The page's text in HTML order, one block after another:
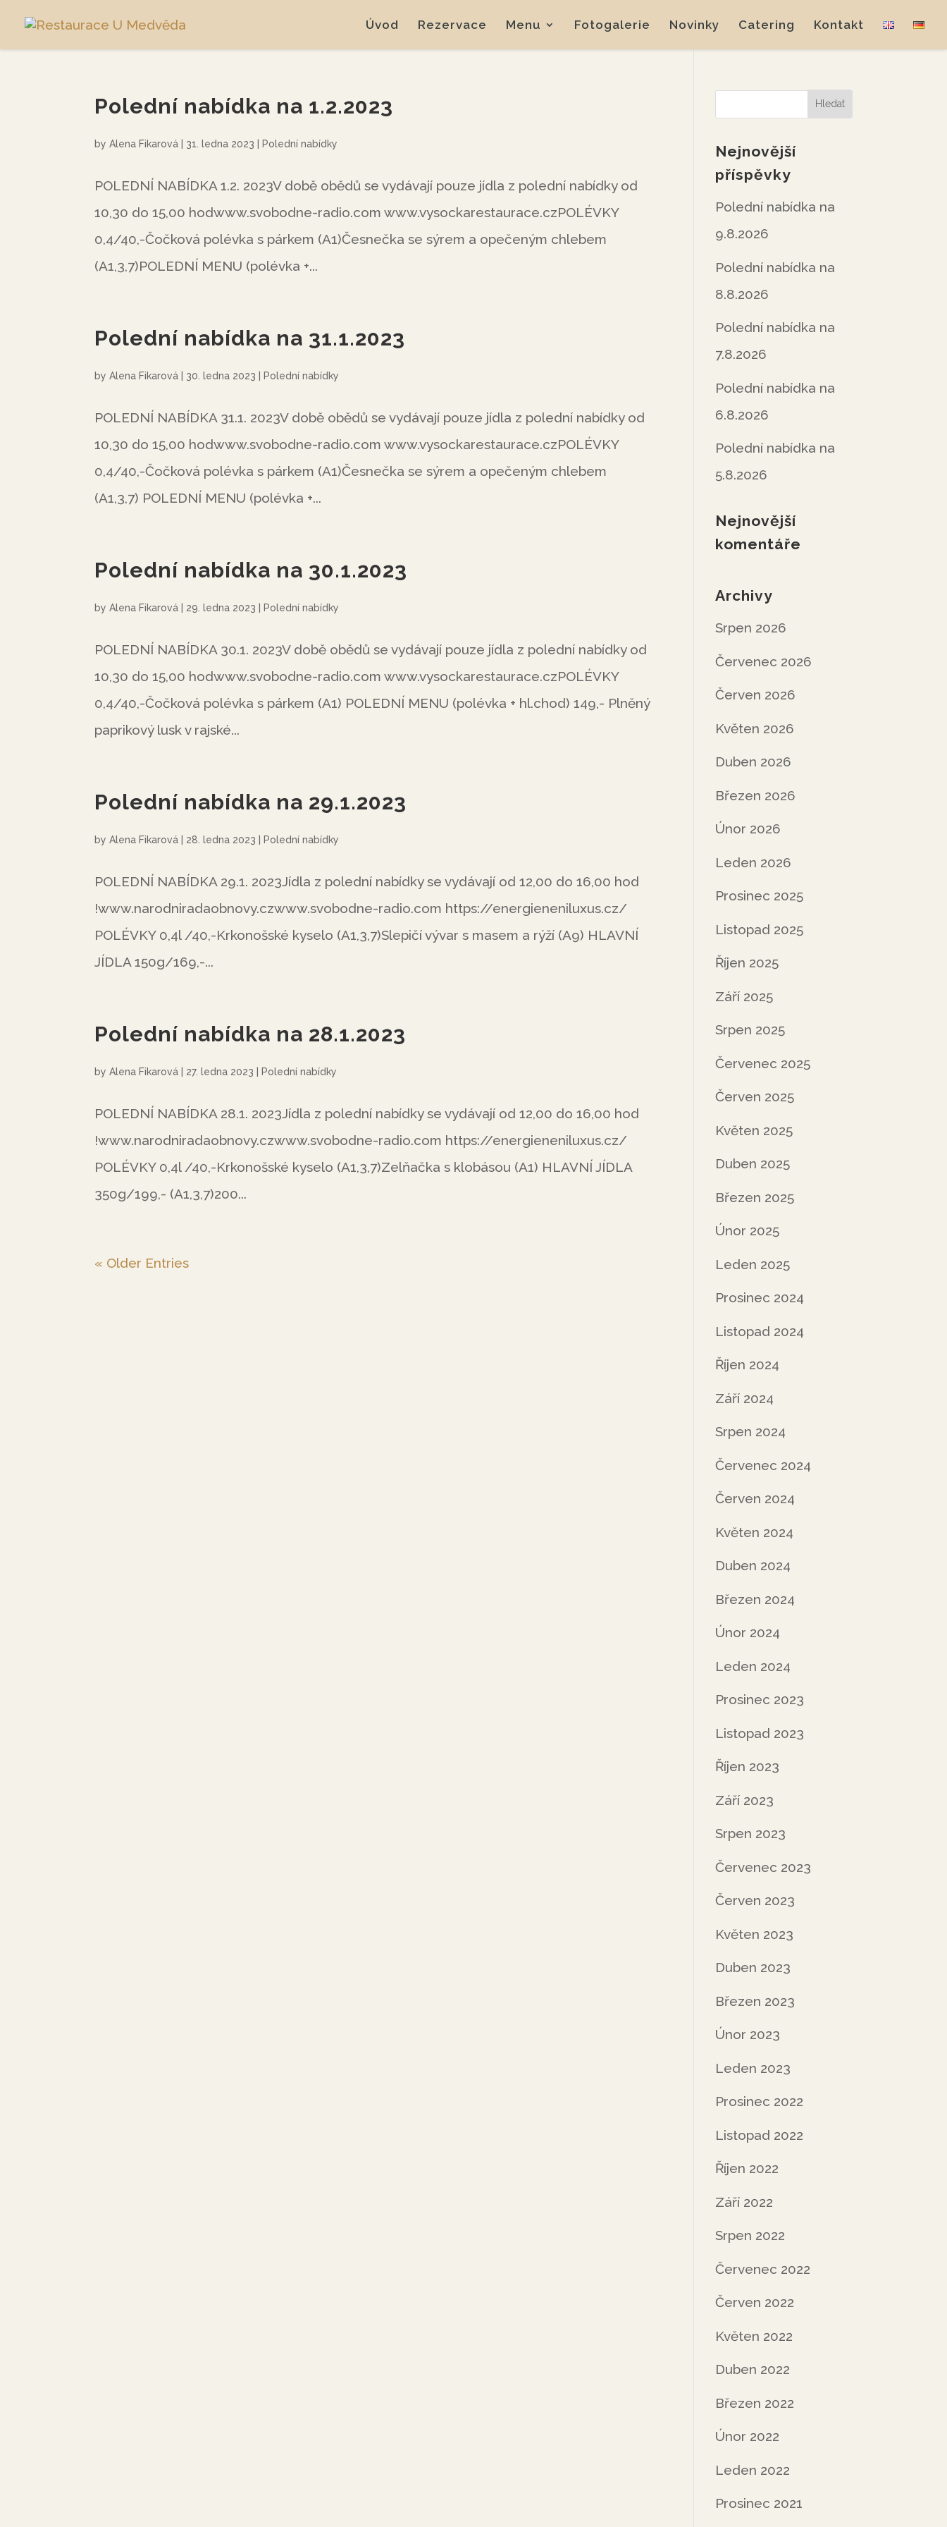
Úvod Rezervace Menu Fotogalerie Novinky Catering Kontakt
Polední nabídka na 1.2.2023
byAlena Fikarová 31. ledna 2023 Polední nabídky
POLEDNÍ NABÍDKA 1.2. 2023V době obědů se vydávají pouze jídla z polední nabídky od
10,30 do 15,00 hodwww.svobodne-radio.com www.vysockarestaurace.czPOLÉVKY
0,4/40,-Čočková polévka s párkem (A1)Česnečka se sýrem a opečeným chlebem
(A1,3,7)POLEDNÍ MENU (polévka +...
Polední nabídka na 31.1.2023
byAlena Fikarová 30. ledna 2023 Polední nabídky
POLEDNÍ NABÍDKA 31.1. 2023V době obědů se vydávají pouze jídla z polední nabídky od
10,30 do 15,00 hodwww.svobodne-radio.com www.vysockarestaurace.czPOLÉVKY
0,4/40,-Čočková polévka s párkem (A1)Česnečka se sýrem a opečeným chlebem
(A1,3,7) POLEDNÍ MENU (polévka +...
Polední nabídka na 30.1.2023
byAlena Fikarová 29. ledna 2023 Polední nabídky
POLEDNÍ NABÍDKA 30.1. 2023V době obědů se vydávají pouze jídla z polední nabídky od
10,30 do 15,00 hodwww.svobodne-radio.com www.vysockarestaurace.czPOLÉVKY
0,4/40,-Čočková polévka s párkem (A1) POLEDNÍ MENU (polévka + hl.chod) 149,- Plněný
paprikový lusk v rajské...
Polední nabídka na 29.1.2023
byAlena Fikarová 28. ledna 2023 Polední nabídky
POLEDNÍ NABÍDKA 29.1. 2023Jídla z polední nabídky se vydávají od 12,00 do 16,00 hod
!www.narodniradaobnovy.czwww.svobodne-radio.com https://energieneniluxus.cz/
POLÉVKY 0,4l /40,-Krkonošské kyselo (A1,3,7)Slepičí vývar s masem a rýží (A9) HLAVNÍ
JÍDLA 150g/169,-...
Polední nabídka na 28.1.2023
byAlena Fikarová 27. ledna 2023 Polední nabídky
POLEDNÍ NABÍDKA 28.1. 2023Jídla z polední nabídky se vydávají od 12,00 do 16,00 hod
!www.narodniradaobnovy.czwww.svobodne-radio.com https://energieneniluxus.cz/
POLÉVKY 0,4l /40,-Krkonošské kyselo (A1,3,7)Zelňačka s klobásou (A1) HLAVNÍ JÍDLA
350g/199,- (A1,3,7)200...
« Older Entries
Nejnovější
příspěvky
Polední nabídka na
9.8.2026
Polední nabídka na
8.8.2026
Polední nabídka na
7.8.2026
Polední nabídka na
6.8.2026
Polední nabídka na
5.8.2026
Nejnovější
komentáře
Archivy
Srpen 2026
Červenec 2026
Červen 2026
Květen 2026
Duben 2026
Březen 2026
Únor 2026
Leden 2026
Prosinec 2025
Listopad 2025
Říjen 2025
Září 2025
Srpen 2025
Červenec 2025
Červen 2025
Květen 2025
Duben 2025
Březen 2025
Únor 2025
Leden 2025
Prosinec 2024
Listopad 2024
Říjen 2024
Září 2024
Srpen 2024
Červenec 2024
Červen 2024
Květen 2024
Duben 2024
Březen 2024
Únor 2024
Leden 2024
Prosinec 2023
Listopad 2023
Říjen 2023
Září 2023
Srpen 2023
Červenec 2023
Červen 2023
Květen 2023
Duben 2023
Březen 2023
Únor 2023
Leden 2023
Prosinec 2022
Listopad 2022
Říjen 2022
Září 2022
Srpen 2022
Červenec 2022
Červen 2022
Květen 2022
Duben 2022
Březen 2022
Únor 2022
Leden 2022
Prosinec 2021